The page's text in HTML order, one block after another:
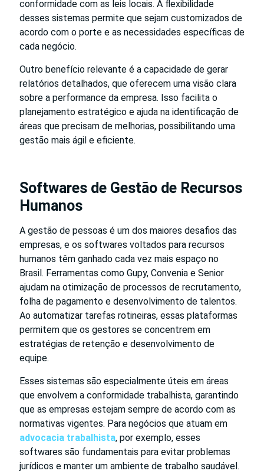
conformidade com as leis locais. A flexibilidade
desses sistemas permite que sejam customizados de
acordo com o porte e as necessidades específicas de
cada negócio.
Outro benefício relevante é a capacidade de gerar
relatórios detalhados, que oferecem uma visão clara
sobre a performance da empresa. Isso facilita o
planejamento estratégico e ajuda na identificação de
áreas que precisam de melhorias, possibilitando uma
gestão mais ágil e eficiente.
Softwares de Gestão de Recursos
Humanos
A gestão de pessoas é um dos maiores desafios das
empresas, e os softwares voltados para recursos
humanos têm ganhado cada vez mais espaço no
Brasil. Ferramentas como Gupy, Convenia e Senior
ajudam na otimização de processos de recrutamento,
folha de pagamento e desenvolvimento de talentos.
Ao automatizar tarefas rotineiras, essas plataformas
permitem que os gestores se concentrem em
estratégias de retenção e desenvolvimento de
equipe.
Esses sistemas são especialmente úteis em áreas
que envolvem a conformidade trabalhista, garantindo
que as empresas estejam sempre de acordo com as
normativas vigentes. Para negócios que atuam em
advocacia trabalhista, por exemplo, esses
softwares são fundamentais para evitar problemas
jurídicos e manter um ambiente de trabalho saudável.